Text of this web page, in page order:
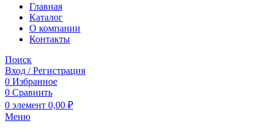
Главная
Каталог
О компании
Контакты
Поиск
Вход / Регистрация
0 Избранное
0 Сравнить
0 элемент 0,00 ₽
Меню